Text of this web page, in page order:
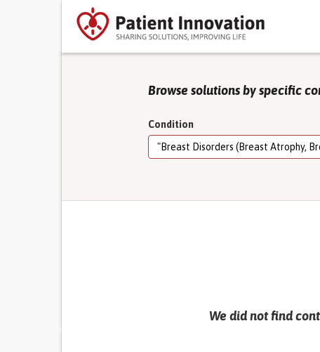
Browse solutions by specific
Condition
We did not find